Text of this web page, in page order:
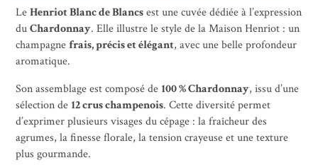
LeHenriot Blanc de Blancsest une cuvée dédiée à l’expression
duChardonnay. Elle illustre le style de la Maison Henriot : un
champagnefrais, précis et élégant, avec une belle profondeur
aromatique.
Son assemblage est composé de100 % Chardonnay, issu d’une
sélection de12 crus champenois. Cette diversité permet
d’exprimer plusieurs visages du cépage : la fraîcheur des
agrumes, la finesse florale, la tension crayeuse et une texture
plus gourmande.